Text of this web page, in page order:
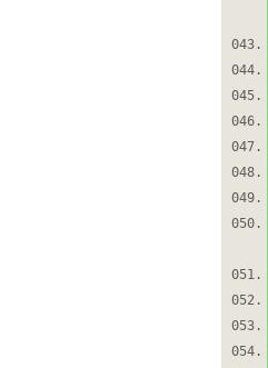
043.
044.
045.
046.
047.
048.
049.
050.
051.
052.
053.
054.